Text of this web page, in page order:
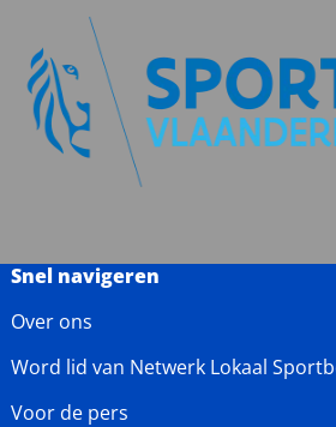
Snel navigeren
Over ons
Word lid van Netwerk Lokaal
Voor de pers